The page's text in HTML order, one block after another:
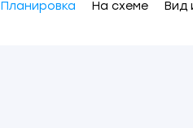
Планировка На схеме Вид